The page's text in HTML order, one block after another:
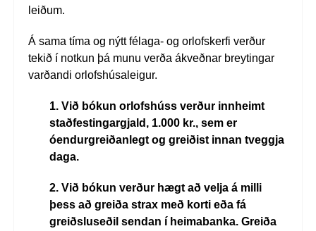
leiðum.
Á sama tíma og nýtt félaga- og orlofskerfi verður
tekið í notkun þá munu verða ákveðnar breytingar
varðandi orlofshúsaleigur.
1. Við bókun orlofshúss verður innheimt
staðfestingargjald, 1.000 kr., sem er
óendurgreiðanlegt og greiðist innan tveggja
daga.
2. Við bókun verður hægt að velja á milli
þess að greiða strax með korti eða fá
greiðsluseðil sendan í heimabanka. Greiða